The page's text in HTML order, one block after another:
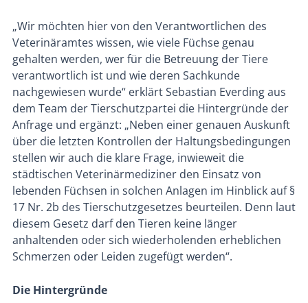
„Wir möchten hier von den Verantwortlichen des
Veterinäramtes wissen, wie viele Füchse genau
gehalten werden, wer für die Betreuung der Tiere
verantwortlich ist und wie deren Sachkunde
nachgewiesen wurde“ erklärt Sebastian Everding aus
dem Team der Tierschutzpartei die Hintergründe der
Anfrage und ergänzt: „Neben einer genauen Auskunft
über die letzten Kontrollen der Haltungsbedingungen
stellen wir auch die klare Frage, inwieweit die
städtischen Veterinärmediziner den Einsatz von
lebenden Füchsen in solchen Anlagen im Hinblick auf §
17 Nr. 2b des Tierschutzgesetzes beurteilen. Denn laut
diesem Gesetz darf den Tieren keine länger
anhaltenden oder sich wiederholenden erheblichen
Schmerzen oder Leiden zugefügt werden“.
Die Hintergründe